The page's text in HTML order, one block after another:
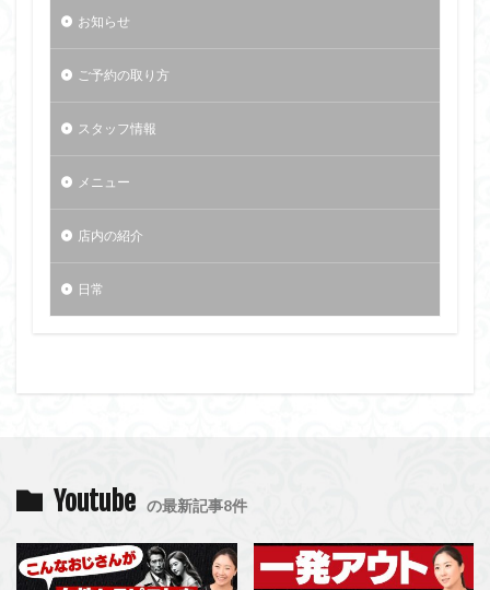
お知らせ
ご予約の取り方
スタッフ情報
メニュー
店内の紹介
日常
Youtube の最新記事8件